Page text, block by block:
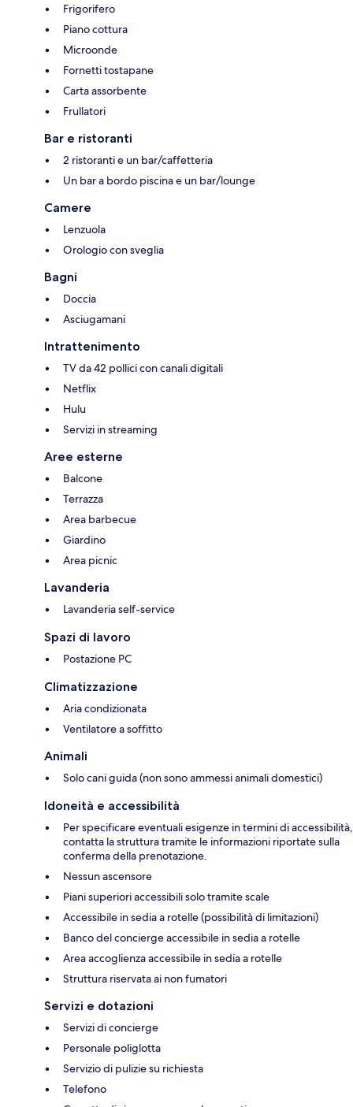
Frigorifero
Piano cottura
Microonde
Fornetti tostapane
Carta assorbente
Frullatori
Bar e ristoranti
2 ristoranti e un bar/caffetteria
Un bar a bordo piscina e un bar/lounge
Camere
Lenzuola
Orologio con sveglia
Bagni
Doccia
Asciugamani
Intrattenimento
TV da 42 pollici con canali digitali
Netflix
Hulu
Servizi in streaming
Aree esterne
Balcone
Terrazza
Area barbecue
Giardino
Area picnic
Lavanderia
Lavanderia self-service
Spazi di lavoro
Postazione PC
Climatizzazione
Aria condizionata
Ventilatore a soffitto
Animali
Solo cani guida (non sono ammessi animali domestici)
Idoneità e accessibilità
Per specificare eventuali esigenze in termini di accessibilità,
contatta la struttura tramite le informazioni riportate sulla
conferma della prenotazione.
Nessun ascensore
Piani superiori accessibili solo tramite scale
Accessibile in sedia a rotelle (possibilità di limitazioni)
Banco del concierge accessibile in sedia a rotelle
Area accoglienza accessibile in sedia a rotelle
Struttura riservata ai non fumatori
Servizi e dotazioni
Servizi di concierge
Personale poliglotta
Servizio di pulizie su richiesta
Telefono